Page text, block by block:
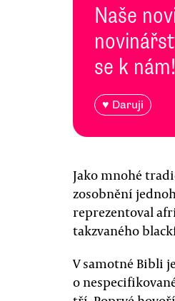
Naše
se k nám!
♥ Daruji
Jako mnohé
zosobnění
reprezentoval
takzvaného
V samotné Bibli
o